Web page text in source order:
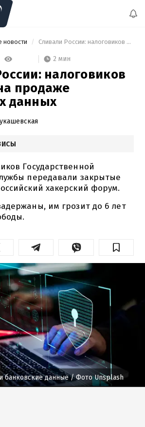
новости Сливали России: налоговиков поймали на продаже секретных данных
2 мин
налоговиков
продаже
данных
Государственной
передавали закрытые
хакерский форум.
им грозит до 6 лет
банковские данные/ Фото Unsplash